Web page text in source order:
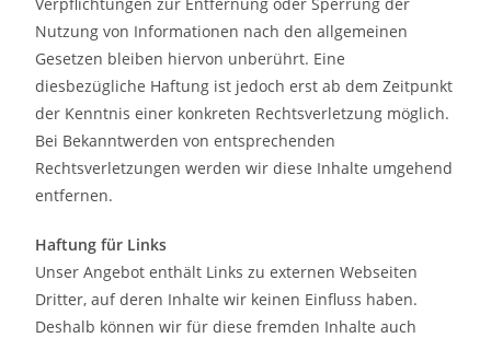
Nutzung von Informationen nach den allgemeinen
Gesetzen bleiben hiervon unberührt. Eine
diesbezügliche Haftung ist jedoch erst ab dem Zeitpunkt
der Kenntnis einer konkreten Rechtsverletzung möglich.
Bei Bekanntwerden von entsprechenden
Rechtsverletzungen werden wir diese Inhalte umgehend
entfernen.
Haftung für Links
Unser Angebot enthält Links zu externen Webseiten
Dritter, auf deren Inhalte wir keinen Einfluss haben.
Deshalb können wir für diese fremden Inhalte auch